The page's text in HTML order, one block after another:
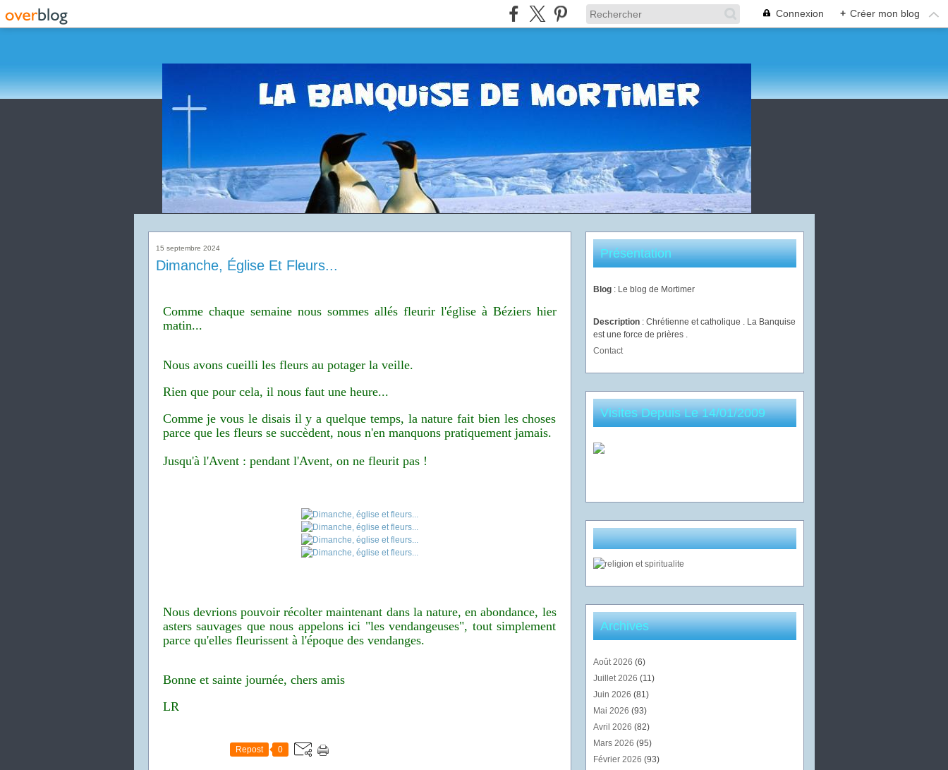
Connexion + Créer mon blog
15 septembre 2024
Dimanche, Église Et Fleurs...
Comme chaque semaine nous sommes allés fleurir l'église à Béziers hier
matin...
Nous avons cueilli les fleurs au potager la veille.
Rien que pour cela, il nous faut une heure...
Comme je vous le disais il y a quelque temps, la nature fait bien les choses
parce que les fleurs se succèdent, nous n'en manquons pratiquement jamais.
Jusqu'à l'Avent : pendant l'Avent, on ne fleurit pas !
Nous devrions pouvoir récolter maintenant dans la nature, en abondance, les
asters sauvages que nous appelons ici "les vendangeuses", tout simplement
parce qu'elles fleurissent à l'époque des vendanges.
Bonne et sainte journée, chers amis
LR
Repost 0
Présentation
Blog : Le blog de Mortimer
Description : Chrétienne et catholique . La Banquise
est une force de prières .
Contact
Visites Depuis Le 14/01/2009
Archives
Août 2026 (6)
Juillet 2026 (11)
Juin 2026 (81)
Mai 2026 (93)
Avril 2026 (82)
Mars 2026 (95)
Février 2026 (93)